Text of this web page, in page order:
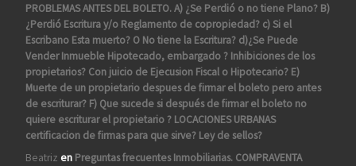
PROBLEMAS ANTES DEL BOLETO. A) ¿Se Perdió o no tiene Plano? B)
¿Perdió Escritura y/o Reglamento de copropiedad? c) Si el
Escribano Esta muerto? O No tiene la Escritura? d)¿Se Puede
Vender Inmueble Hipotecado, embargado ? Inhibiciones de los
propietarios? Con juicio de Ejecusion Fiscal o Hipotecario? E)
Muerte de un propietario despues de firmar el boleto pero antes
de escriturar? F) Que sucede si después de firmar el boleto no
quiere escriturar el propietario ? LOCACIONES URBANAS
certificacion de firmas para que sirve? Ley de sellos?
Beatriz en Preguntas frecuentes Inmobiliarias. COMPRAVENTA